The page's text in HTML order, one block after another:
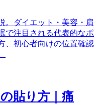
。ダイエット・美容・肩
で注目される代表的なポ
、初心者向けの位置確認
貼り方｜痛